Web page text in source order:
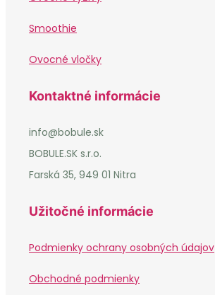
Smoothie
Ovocné vločky
Kontaktné informácie
info@bobule.sk
BOBULE.SK s.r.o.
Farská 35, 949 01 Nitra
Užitočné informácie
Podmienky ochrany osobných údajov
Obchodné podmienky